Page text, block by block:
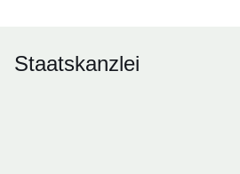
Staatskanzlei